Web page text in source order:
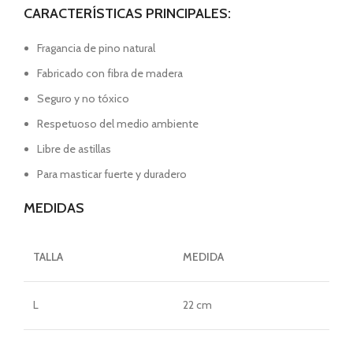
CARACTERÍSTICAS PRINCIPALES:
Fragancia de pino natural
Fabricado con fibra de madera
Seguro y no tóxico
Respetuoso del medio ambiente
Libre de astillas
Para masticar fuerte y duradero
MEDIDAS
TALLA MEDIDA
L 22 cm